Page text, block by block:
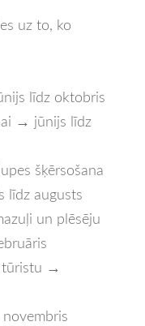
uz to, ko
līdz oktobris
→ jūnijs līdz
šķērsošana
līdz augusts
un plēsēju
tūristu →